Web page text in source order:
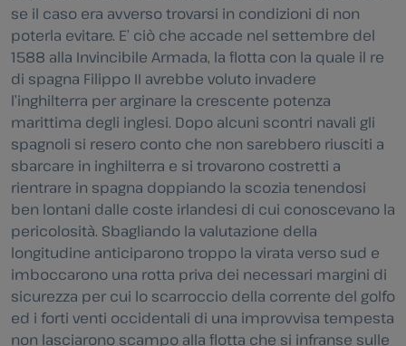
se il caso era avverso trovarsi in condizioni di non
poterla evitare. E’ ciò che accade nel settembre del
1588 alla Invincibile Armada, la flotta con la quale il re
di spagna Filippo II avrebbe voluto invadere
l’inghilterra per arginare la crescente potenza
marittima degli inglesi. Dopo alcuni scontri navali gli
spagnoli si resero conto che non sarebbero riusciti a
sbarcare in inghilterra e si trovarono costretti a
rientrare in spagna doppiando la scozia tenendosi
ben lontani dalle coste irlandesi di cui conoscevano la
pericolosità. Sbagliando la valutazione della
longitudine anticiparono troppo la virata verso sud e
imboccarono una rotta priva dei necessari margini di
sicurezza per cui lo scarroccio della corrente del golfo
ed i forti venti occidentali di una improvvisa tempesta
non lasciarono scampo alla flotta che si infranse sulle